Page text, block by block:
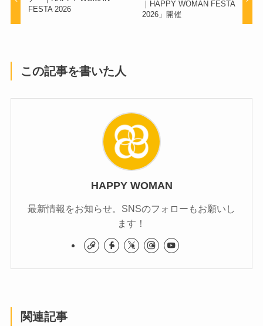
FESTA 2026
｜HAPPY WOMAN FESTA
2026」開催
この記事を書いた人
HAPPY WOMAN
最新情報をお知らせ。SNSのフォローもお願いし
ます！
関連記事